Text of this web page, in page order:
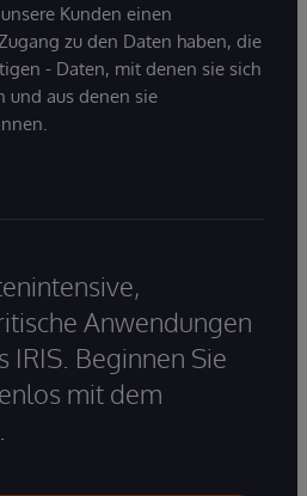
Kunden einen
zu den Daten haben, die
- Daten, mit denen sie sich
und aus denen sie
Anwendungen
IRIS. Beginnen Sie
mit dem